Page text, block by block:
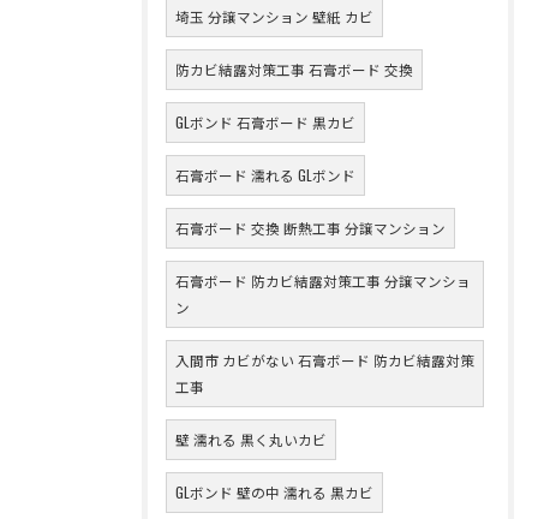
埼玉 分譲マンション 壁紙 カビ
防カビ結露対策工事 石膏ボード 交換
GLボンド 石膏ボード 黒カビ
石膏ボード 濡れる GLボンド
石膏ボード 交換 断熱工事 分譲マンション
石膏ボード 防カビ結露対策工事 分譲マンショ
ン
入間市 カビがない 石膏ボード 防カビ結露対策
工事
壁 濡れる 黒く丸いカビ
GLボンド 壁の中 濡れる 黒カビ